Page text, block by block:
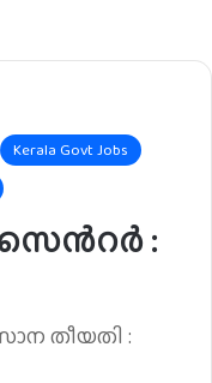
Kerala Govt Jobs
:
തീയതി :